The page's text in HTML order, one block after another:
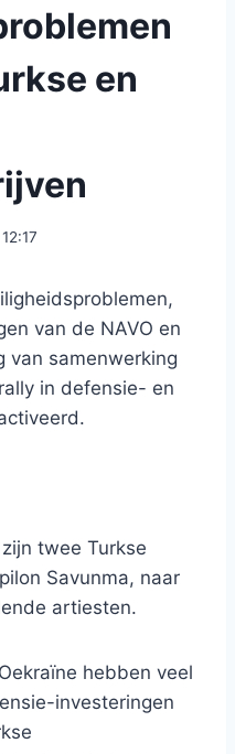
en
van de NAVO en
van samenwerking
in defensie- en
twee Turkse
Savunma, naar
artiesten.
hebben veel
investeringen